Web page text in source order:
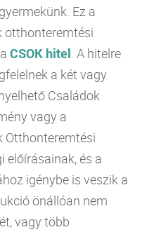
Ez a
otthonteremtési
CSOK hitel. A hitelre
a két vagy
Családok
vagy a
Otthonteremtési
előírásainak, és a
igénybe is veszik a
önállóan nem
vagy több